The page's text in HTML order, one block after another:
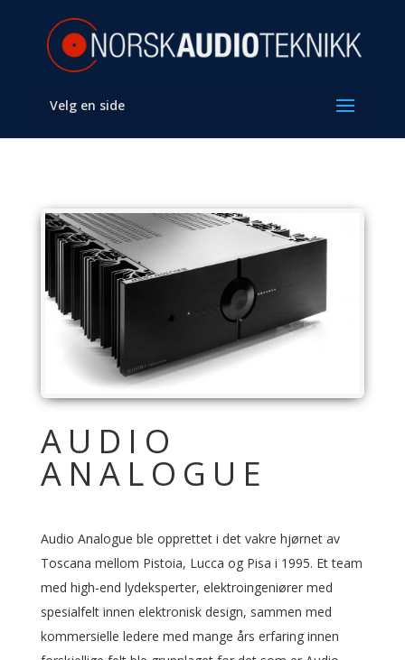
Velg en side
AUDIO
ANALOGUE
Audio Analogue ble opprettet i det vakre hjørnet av
Toscana mellom Pistoia, Lucca og Pisa i 1995. Et team
med high-end lydeksperter, elektroingeniører med
spesialfelt innen elektronisk design, sammen med
kommersielle ledere med mange års erfaring innen